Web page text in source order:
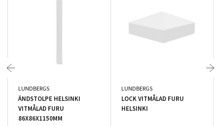
LUNDBERGS
ÄNDSTOLPE HELSINKI
VITMÅLAD FURU
86X86X1150MM
LUNDBERGS
LOCK VITMÅLAD FURU
HELSINKI